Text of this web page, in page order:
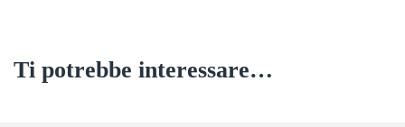
Ti potrebbe interessare…